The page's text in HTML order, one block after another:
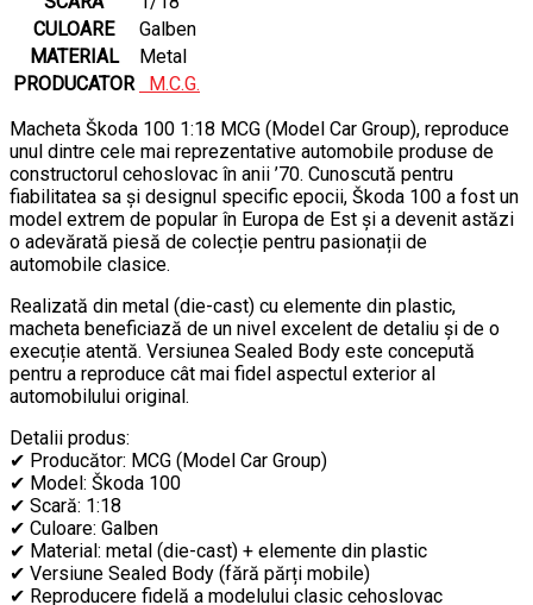
CULOARE
Galben
MATERIAL
Metal
PRODUCATOR
M.C.G.
Macheta Škoda 100 1:18 MCG (Model Car Group), reproduce
unul dintre cele mai reprezentative automobile produse de
constructorul cehoslovac în anii ’70. Cunoscută pentru
fiabilitatea sa și designul specific epocii, Škoda 100 a fost un
model extrem de popular în Europa de Est și a devenit astăzi
o adevărată piesă de colecție pentru pasionații de
automobile clasice.
Realizată din metal (die-cast) cu elemente din plastic,
macheta beneficiază de un nivel excelent de detaliu și de o
execuție atentă. Versiunea Sealed Body este concepută
pentru a reproduce cât mai fidel aspectul exterior al
automobilului original.
Detalii produs:
✔ Producător: MCG (Model Car Group)
✔ Model: Škoda 100
✔ Scară: 1:18
✔ Culoare: Galben
✔ Material: metal (die-cast) + elemente din plastic
✔ Versiune Sealed Body (fără părți mobile)
✔ Reproducere fidelă a modelului clasic cehoslovac